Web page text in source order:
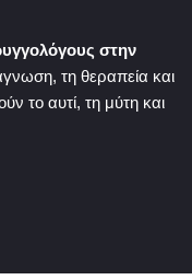
στην
τη θεραπεία και
το αυτί, τη μύτη και